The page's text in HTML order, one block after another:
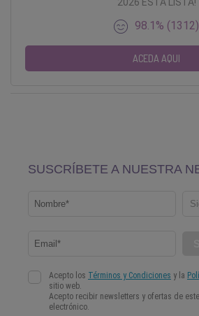
98.1% (1312)
ACEDA AQUI